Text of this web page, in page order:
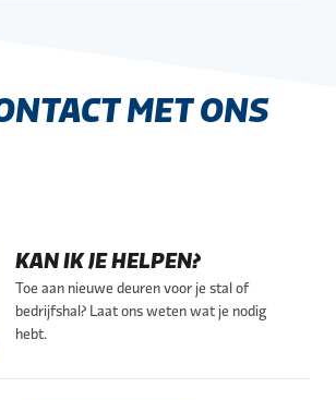
MET ONS
KAN IK JE HELPEN?
Toe aan nieuwe deuren voor je stal of
bedrijfshal? Laat ons weten wat je nodig
hebt.